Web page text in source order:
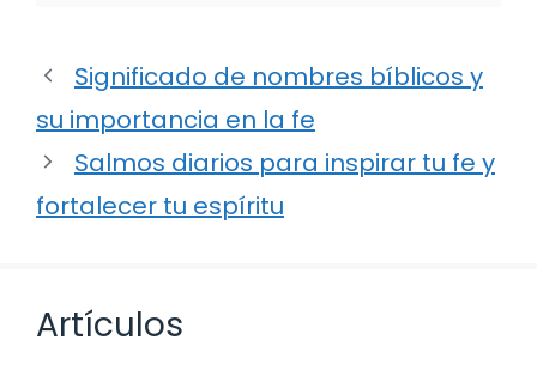
Significado de nombres bíblicos y
su importancia en la fe
Salmos diarios para inspirar tu fe y
fortalecer tu espíritu
Artículos